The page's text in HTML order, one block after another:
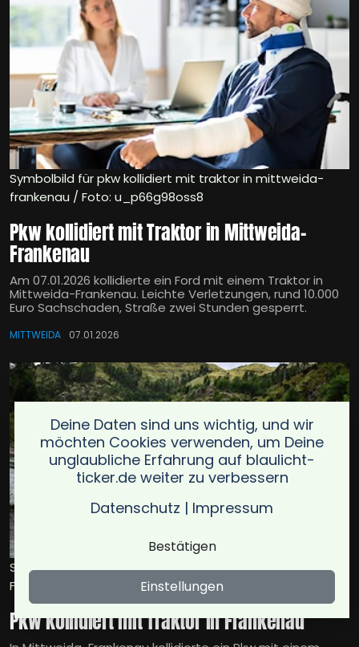
Symbolbild für pkw kollidiert mit traktor in mittweida-
frankenau / Foto: u_p66g98oss8
Pkw kollidiert mit Traktor in Mittweida-
Frankenau
Am 07.01.2026 kollidierte ein Ford mit einem Traktor in
Mittweida-Frankenau. Leichte Verletzungen, rund 10.000
Euro Sachschaden, Straße zwei Stunden gesperrt.
MITTWEIDA 07.01.2026
Symbolbild für pkw kollidiert mit traktor in frankenau /
Foto: Jeff_Ersoh
Pkw kollidiert mit Traktor in Frankenau
Deine Daten sind uns wichtig, und wir
möchten Cookies verwenden, um Deine
unglaubliche Erfahrung auf blaulicht-
ticker.de weiter zu verbessern
Datenschutz | Impressum
Bestätigen
Einstellungen